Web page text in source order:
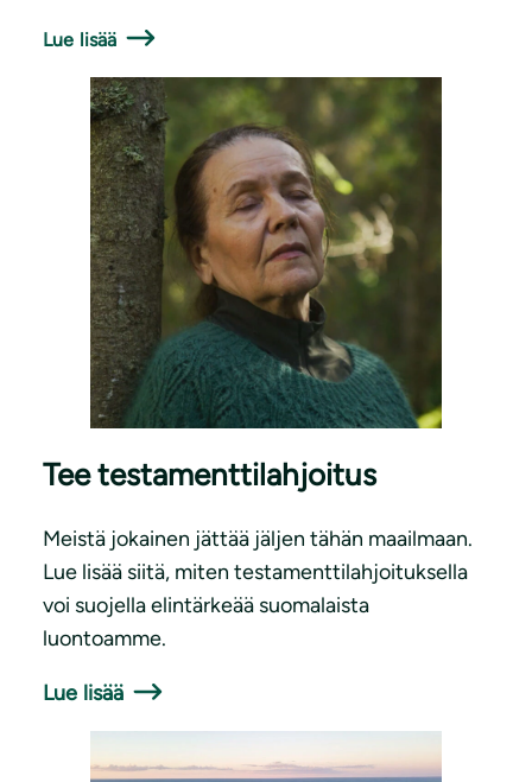
Lue lisää
Tee testamenttilahjoitus
Meistä jokainen jättää jäljen tähän maailmaan.
Lue lisää siitä, miten testamenttilahjoituksella
voi suojella elintärkeää suomalaista
luontoamme.
Lue lisää